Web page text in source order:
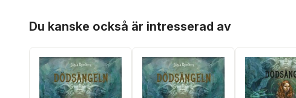
Du kanske också är intresserad av